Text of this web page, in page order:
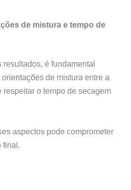
de mistura e tempo de
é fundamental
de mistura entre a
respeitar o tempo de secagem
aspectos pode comprometer
final.